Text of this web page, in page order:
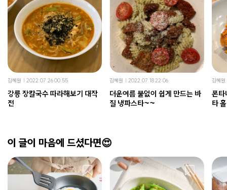
김혜원 2022.07.26 00:55
강릉 장칼국수 따라해보기 대작
전
김혜원 2022.07.18 22:06
더운여름 불없이 쉽게 만드는 바
질 냉파스타~~
김혜원
폰타
타
이 글이 마음에 드셨다면😍